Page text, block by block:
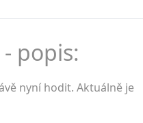
popis:
nyní hodit. Aktuálně je